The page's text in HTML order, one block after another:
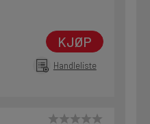
KJØP
Handleliste